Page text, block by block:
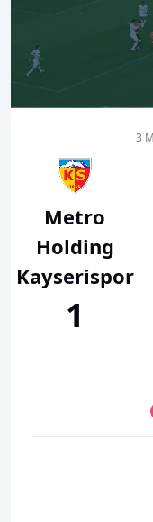
Metro
Holding
Kayserispor
1
3